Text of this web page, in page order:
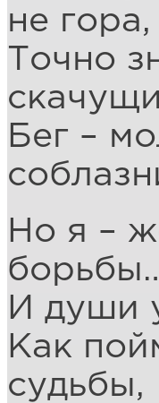
не
Точно
Бег –
Но я –
И души
Как
судьбы,